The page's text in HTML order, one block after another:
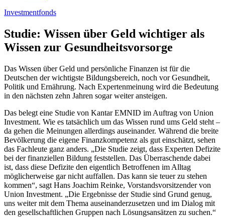
Investmentfonds
Studie: Wissen über Geld wichtiger als
Wissen zur Gesundheitsvorsorge
Das Wissen über Geld und persönliche Finanzen ist für die
Deutschen der wichtigste Bildungsbereich, noch vor Gesundheit,
Politik und Ernährung. Nach Expertenmeinung wird die Bedeutung
in den nächsten zehn Jahren sogar weiter ansteigen.
Das belegt eine Studie von Kantar EMNID im Auftrag von Union
Investment. Wie es tatsächlich um das Wissen rund ums Geld steht –
da gehen die Meinungen allerdings auseinander. Während die breite
Bevölkerung die eigene Finanzkompetenz als gut einschätzt, sehen
das Fachleute ganz anders. „Die Studie zeigt, dass Experten Defizite
bei der finanziellen Bildung feststellen. Das Überraschende dabei
ist, dass diese Defizite den eigentlich Betroffenen im Alltag
möglicherweise gar nicht auffallen. Das kann sie teuer zu stehen
kommen“, sagt Hans Joachim Reinke, Vorstandsvorsitzender von
Union Investment. „Die Ergebnisse der Studie sind Grund genug,
uns weiter mit dem Thema auseinanderzusetzen und im Dialog mit
den gesellschaftlichen Gruppen nach Lösungsansätzen zu suchen.“